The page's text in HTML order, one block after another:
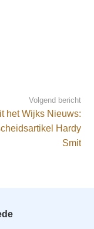
Volgend bericht
het Wijks Nieuws:
Hardy
Smit